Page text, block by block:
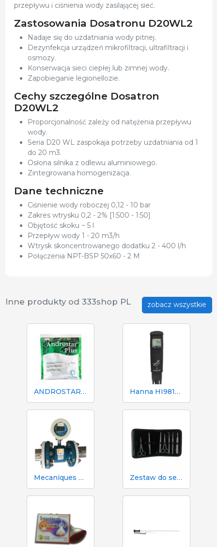
przepływu i ciśnienia wody zasilającej sieć.
Zastosowania Dosatronu D20WL2
Nadaje się do uzdatniania wody pitnej.
Dezynfekcja urządzeń mikrofiltracji, ultrafiltracji i
osmozy.
Konserwacja sieci ciepłej lub zimnej wody.
Zapobieganie legionellozie.
Cechy szczególne Dosatron
D20WL2
Proporcjonalność zależy od natężenia przepływu
wody.
Seria D20 WL zaspokaja potrzeby uzdatniania od 1
do 20 m3.
Osłona silnika z odlewu aluminiowego.
Zintegrowana homogenizacja.
Dane techniczne
Ciśnienie wody roboczej 0,12 - 10 bar
Zakres wtrysku 0,2 - 2% [1:500 - 1:50]
Objętość skoku ~ 5 l
Przepływ wody 1 - 20 m3/h
Wtrysk skoncentrowanego dodatku 2 - 400 l/h
Połączenia NPT-BSP 50x60 - 2 M
zobacz wszystkie
Inne produkty od 333shop PL
ANDROSTAR PLUS 47 g / 100 L - Długotrwały środek wydłużający nasienie Hanna HI98130 pH, EC, TDS i tester temperatury
Mecaniques Segalés DN150 Licznik objętości i azotu Zestaw do sekcji zwłok i sekcji zwłok 333 - 7 narzędzi